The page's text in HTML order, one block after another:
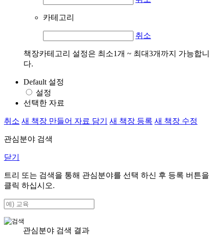
카테고리
취소
책장카테고리 설정은 최소1개 ~ 최대3개까지 가능합니
다.
Default 설정
설정
선택한 자료
취소 새 책장 만들어 자료 담기 새 책장 등록 새 책장 수정
관심분야 검색
닫기
트리 또는 검색을 통해 관심분야를 선택 하신 후 등록 버튼을
클릭 하십시오.
관심분야 검색 결과